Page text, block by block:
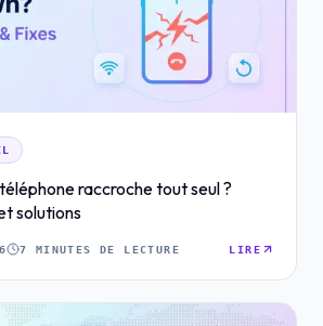
raccroche tout seul ?
solutions
7 MINUTES DE LECTURE LIRE